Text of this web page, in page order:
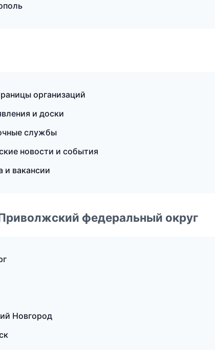
организаций
и доски
службы
новости и события
и вакансии
федеральный округ
Новгород